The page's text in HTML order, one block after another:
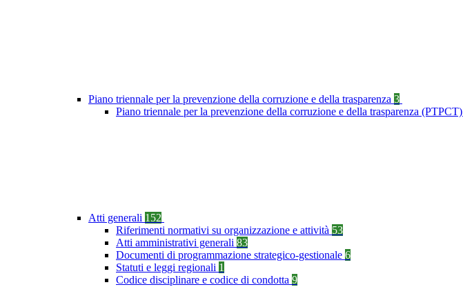
Piano triennale per la prevenzione della corruzione e della trasparenza 3
Piano triennale per la prevenzione della corruzione e della trasparenza (PTPCT)
Atti generali 152
Riferimenti normativi su organizzazione e attività 53
Atti amministrativi generali 83
Documenti di programmazione strategico-gestionale 6
Statuti e leggi regionali 1
Codice disciplinare e codice di condotta 9